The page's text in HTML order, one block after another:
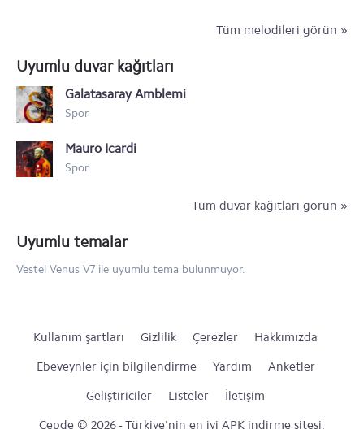
Tüm melodileri görün »
Uyumlu duvar kağıtları
Galatasaray Amblemi
Spor
Mauro Icardi
Spor
Tüm duvar kağıtları görün »
Uyumlu temalar
Vestel Venus V7 ile uyumlu tema bulunmuyor.
Kullanım şartları Gizlilik Çerezler
Hakkımızda
Ebeveynler için bilgilendirme
Yardım
Anketler
Geliştiriciler
Listeler
İletişim
Cepde © 2026 - Türkiye'nin en iyi APK indirme sitesi.